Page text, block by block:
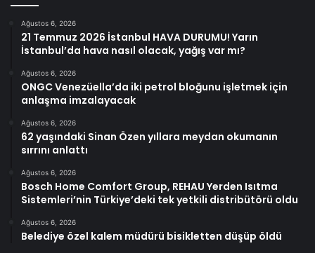
Ağustos 6, 2026
21 Temmuz 2026 İstanbul HAVA DURUMU! Yarın
İstanbul’da hava nasıl olacak, yağış var mı?
Ağustos 6, 2026
ONGC Venezüella’da iki petrol bloğunu işletmek için
anlaşma imzalayacak
Ağustos 6, 2026
62 yaşındaki Sinan Özen yıllara meydan okumanın
sırrını anlattı
Ağustos 6, 2026
Bosch Home Comfort Group, REHAU Yerden Isıtma
Sistemleri’nin Türkiye’deki tek yetkili distribütörü oldu
Ağustos 6, 2026
Belediye özel kalem müdürü bisikletten düşüp öldü